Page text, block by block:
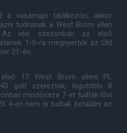
vasárnapi találkozón, akkor
tudnának a West Brom ellen
idei szezonban az első
1-0-ra megnyerték az Old
21-én.
17 West Brom elleni PL
gólt szereztek, legutóbbi 8
mindössze 7-et tudtak lőni
4-en nem is tudtak betalálni az